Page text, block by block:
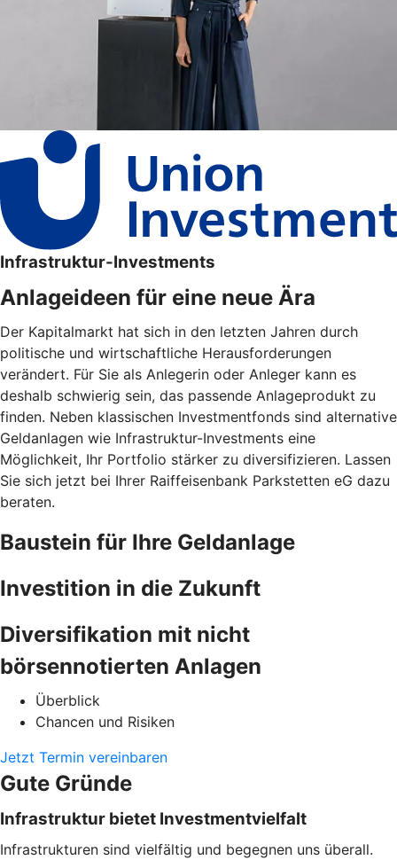
Infrastruktur-Investments
Anlageideen für eine neue Ära
Der Kapitalmarkt hat sich in den letzten Jahren durch
politische und wirtschaftliche Herausforderungen
verändert. Für Sie als Anlegerin oder Anleger kann es
deshalb schwierig sein, das passende Anlageprodukt zu
finden. Neben klassischen Investmentfonds sind alternative
Geldanlagen wie Infrastruktur-Investments eine
Möglichkeit, Ihr Portfolio stärker zu diversifizieren. Lassen
Sie sich jetzt bei Ihrer Raiffeisenbank Parkstetten eG dazu
beraten.
Baustein für Ihre Geldanlage
Investition in die Zukunft
Diversifikation mit nicht
börsennotierten Anlagen
Überblick
Chancen und Risiken
Jetzt Termin vereinbaren
Gute Gründe
Infrastruktur bietet Investmentvielfalt
Infrastrukturen sind vielfältig und begegnen uns überall.